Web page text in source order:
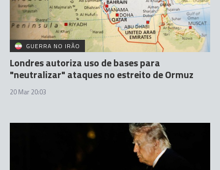
GUERRA NO IRÃO
Londres autoriza uso de bases para
"neutralizar" ataques no estreito de Ormuz
20 Mar 20:03